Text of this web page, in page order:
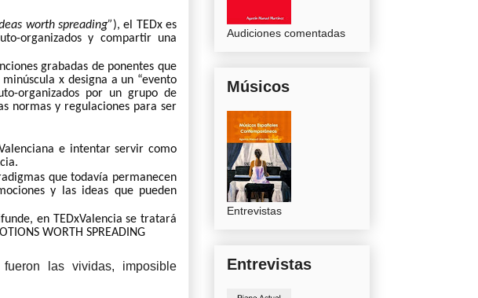
worth spreading”), el TEDx es
organizados y compartir una
grabadas de ponentes que
x designa a un “evento
organizados por un grupo de
normas y regulaciones para ser
e intentar servir como
que todavía permanecen
y las ideas que pueden
en TEDxValencia se tratará
WORTH SPREADING
las vividas, imposible
Audiciones comentadas
Músicos
Entrevistas
Entrevistas